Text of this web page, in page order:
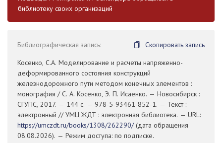
библиотеку своих организаций
Библиографическая запись:
Скопировать запись
Косенко, С.А. Моделирование и расчеты напряженно-
деформированного состояния конструкций
железнодорожного пути методом конечных элементов :
монография / С. А. Косенко, Э. П. Исаенко. — Новосибирск :
СГУПС, 2017. — 144 с. — 978-5-93461-852-1. — Текст :
электронный // УМЦ ЖДТ : электронная библиотека. — URL:
https://umczdt.ru/books/1308/262290/(дата обращения
08.08.2026). — Режим доступа: по подписке.